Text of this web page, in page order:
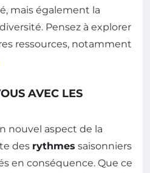
mais également la
Pensez à explorer
ressources, notamment
AVEC LES
nouvel aspect de la
des rythmes saisonniers
en conséquence. Que ce